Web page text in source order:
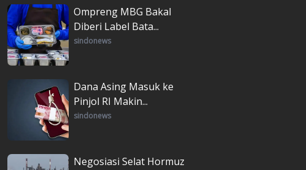
Ompreng MBG Bakal
Diberi Label Bata...
sindonews
Dana Asing Masuk ke
Pinjol RI Makin...
sindonews
Negosiasi Selat Hormuz